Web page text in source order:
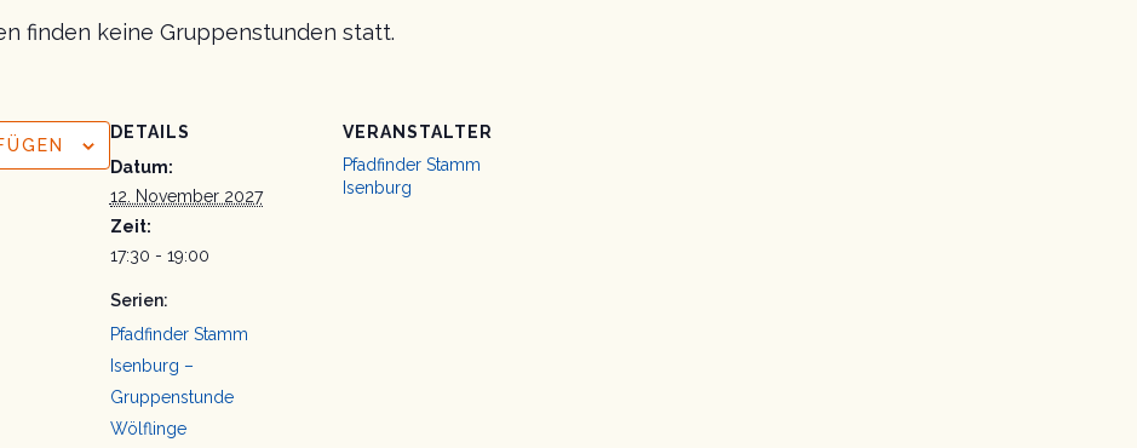
finden keine Gruppenstunden statt.
DETAILS
Datum:
12. November 2027
Zeit:
17:30 - 19:00
Serien:
Pfadfinder Stamm
Isenburg –
Gruppenstunde
Wölflinge
VERANSTALTER
Pfadfinder Stamm
Isenburg